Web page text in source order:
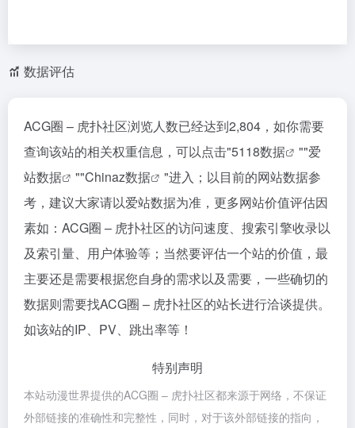
数据评估
ACG圈 – 虎扑社区浏览人数已经达到2,804，如你需要
查询该站的相关权重信息，可以点击"5118数据 ""爱
站数据
""Chinaz数据
"进入；以目前的网站数据参
考，建议大家请以爱站数据为准，更多网站价值评估因
素如：ACG圈 – 虎扑社区的访问速度、搜索引擎收录以
及索引量、用户体验等；当然要评估一个站的价值，最
主要还是需要根据您自身的需求以及需要，一些确切的
数据则需要找ACG圈 – 虎扑社区的站长进行洽谈提供。
如该站的IP、PV、跳出率等！
特别声明
本站动漫世界提供的ACG圈 – 虎扑社区都来源于网络，不保证
外部链接的准确性和完整性，同时，对于该外部链接的指向，